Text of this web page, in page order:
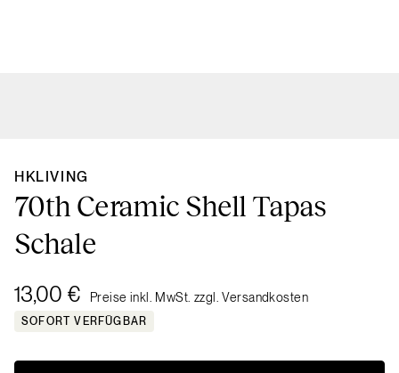
HKLIVING
70th Ceramic Shell Tapas
Schale
13,00 € Preise inkl. MwSt. zzgl. Versandkosten
SOFORT VERFÜGBAR